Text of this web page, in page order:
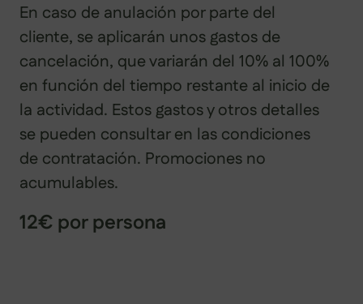
En caso de anulación por parte del
cliente, se aplicarán unos gastos de
cancelación, que variarán del 10% al 100%
en función del tiempo restante al inicio de
la actividad. Estos gastos y otros detalles
se pueden consultar en las condiciones
de contratación. Promociones no
acumulables.
12€ por persona